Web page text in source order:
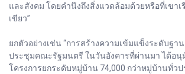
และสังคม โดยคำนึงถึงสิ่งแวดล้อมด้วยหรือที่เขาเ
เขียว”
ยกตัวอย่างเช่น “การสร้างความเข้มแข็งระดับฐา
ประชุมคณะรัฐมนตรี ในวันอังคารที่ผ่านมา ได้อนุ
โครงการยกระดับหมู่บ้าน 74,000 กว่าหมู่บ้านทั่ว